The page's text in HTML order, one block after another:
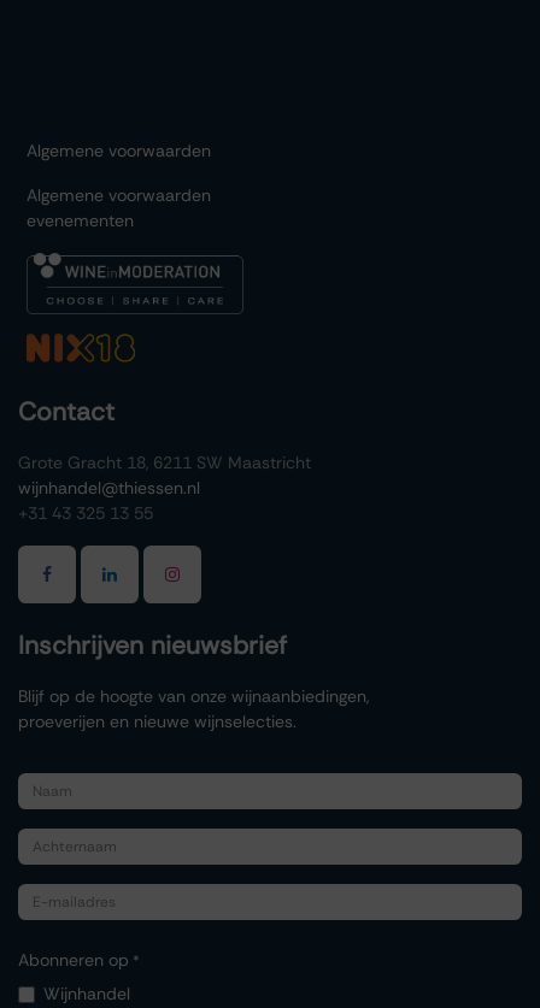
Algemene voorwaarden
Algemene voorwaarden
evenementen
Contact
Grote Gracht 18, 6211 SW Maastricht
wijnhandel@thiessen.nl
+31 43 325 13 55
Inschrijven nieuwsbrief
Blijf op de hoogte van onze wijnaanbiedingen,
proeverijen en nieuwe wijnselecties.
Abonneren op *
Wijnhandel